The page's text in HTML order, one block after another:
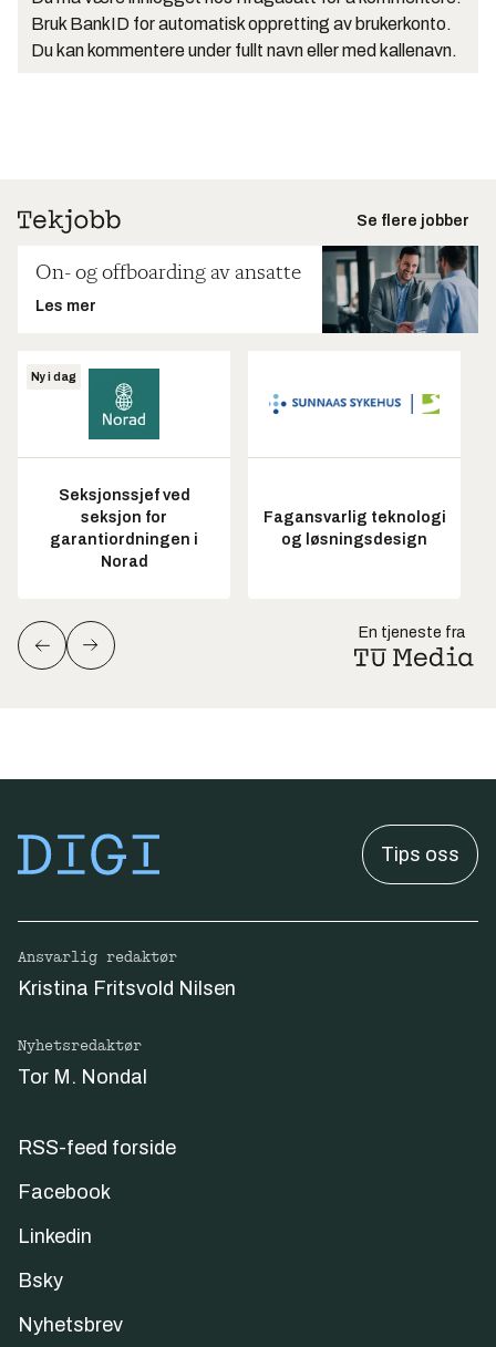
Bruk BankID for automatisk oppretting av brukerkonto.
Du kan kommentere under fullt navn eller med kallenavn.
Se flere jobber
On- og offboarding av ansatte
Les mer
Ny i dag
Seksjonssjef ved
seksjon for
garantiordningen i
Norad
Fagansvarlig teknologi
og løsningsdesign
En tjeneste fra
Tips oss
Ansvarlig redaktør
Kristina Fritsvold Nilsen
Nyhetsredaktør
Tor M. Nondal
RSS-feed forside
Facebook
Linkedin
Bsky
Nyhetsbrev